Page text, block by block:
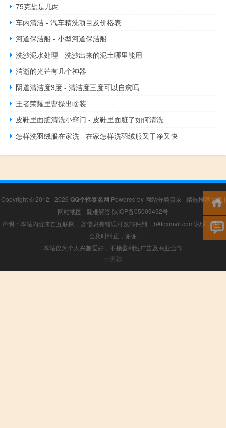
75克盐是几两
车内清洁 - 汽车精洗项目及价格表
河道保洁船 - 小型河道保洁船
洗沙泥水处理 - 洗沙出来的泥土哪里能用
消逝的光芒有几个神器
阴道清洁度3度 - 清洁度三度可以自愈吗
王者荣耀里曹操出啥装
皮鞋里面脏清洗小窍门 - 皮鞋里面脏了如何清洗
怎样洗羽绒服在家洗 - 在家怎样洗羽绒服又干净又快
Copyright © 2012 - 2026 QQ个性签名网 Powered by 网站分类目录 | 精选推荐文章 |
网站地图 | 疑难解答 陕ICP备05009492号
声明：本站内容来自互联网，如信息有错误可发邮件到f_fb#foxmail.com说明，我们
会及时纠正，谢谢
本站仅为个人兴趣爱好，不接盈利性广告及商业合作
小男孩